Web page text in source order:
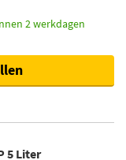
2 werkdagen
5 Liter